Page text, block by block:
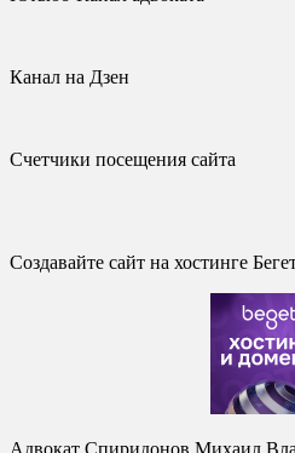
Канал на Дзен
Счетчики посещения сайта
Создавайте сайт на хостинге
Адвокат Спиридонов Михаил